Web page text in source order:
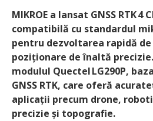
MIKROE a lansat GNSS RTK 4
compatibilă cu standardul
pentru dezvoltarea rapidă
poziționare de înaltă
modulul Quectel LG290P,
GNSS RTK, care oferă
aplicații precum drone,
precizie și topografie.